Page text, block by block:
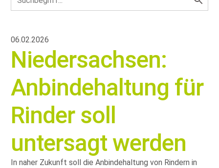
06.02.2026
Niedersachsen:
Anbindehaltung für
Rinder soll
untersagt werden
In naher Zukunft soll die Anbindehaltung von Rindern in